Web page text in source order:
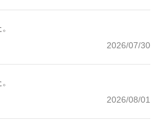
2026/07/30
2026/08/01